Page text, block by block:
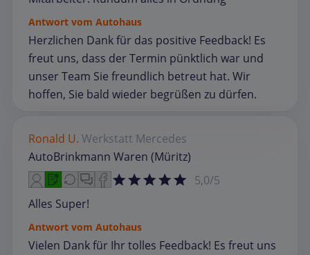
Antwort vom Autohaus
Herzlichen Dank für das positive Feedback! Es
freut uns, dass der Termin pünktlich war und
unser Team Sie freundlich betreut hat. Wir
hoffen, Sie bald wieder begrüßen zu dürfen.
Ronald U. Werkstatt Mercedes
AutoBrinkmann Waren (Müritz)
5,0/5
Alles Super!
Antwort vom Autohaus
Vielen Dank für Ihr tolles Feedback! Es freut uns